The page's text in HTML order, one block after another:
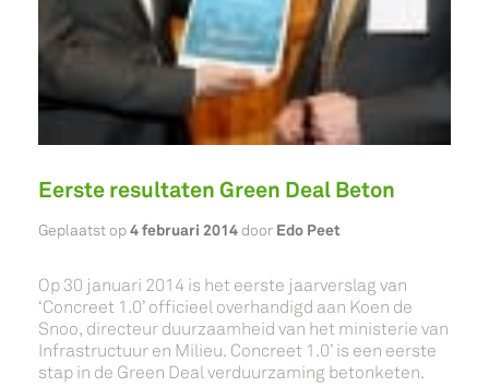
Eerste resultaten Green Deal Beton
Geplaatst op4 februari 2014door Edo Peet
Op 30 januari 2014 is het eerste jaarverslag van
‘Concreet 1.0’ officieel overhandigd aan Koen de
Snoo, directeur duurzaamheid van het ministerie van
Infrastructuur en Milieu. Concreet 1.0’ is een eerste
stap in de Green Deal verduurzaming betonketen.